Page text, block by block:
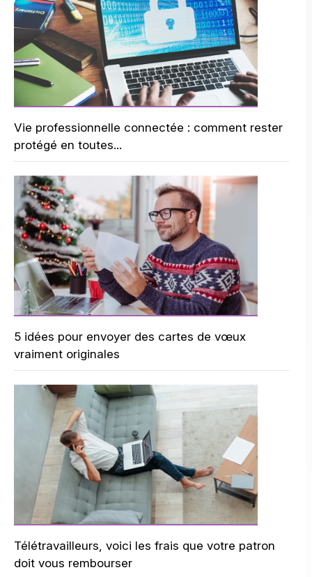
Vie professionnelle connectée : comment rester
protégé en toutes...
5 idées pour envoyer des cartes de vœux
vraiment originales
Télétravailleurs, voici les frais que votre patron
doit vous rembourser